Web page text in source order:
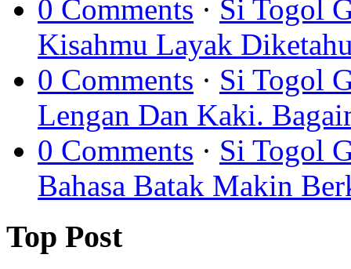
0 Comments · Si Togol
Kisahmu Layak
0 Comments · Si Togol
Lengan Dan Kaki.
0 Comments · Si Togol
Bahasa Batak Makin
Top Post